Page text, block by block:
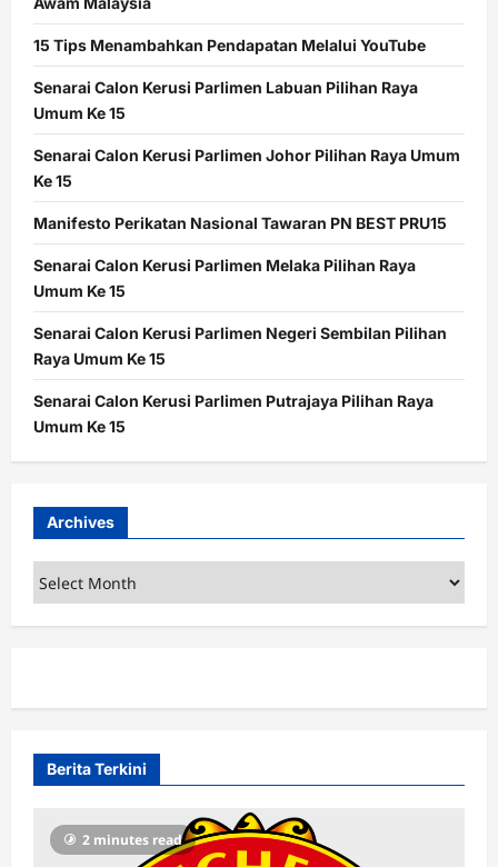
15 Tips Menambahkan Pendapatan Melalui YouTube
Senarai Calon Kerusi Parlimen Labuan Pilihan Raya
Umum Ke 15
Senarai Calon Kerusi Parlimen Johor Pilihan Raya Umum
Ke 15
Manifesto Perikatan Nasional Tawaran PN BEST PRU15
Senarai Calon Kerusi Parlimen Melaka Pilihan Raya
Umum Ke 15
Senarai Calon Kerusi Parlimen Negeri Sembilan Pilihan
Raya Umum Ke 15
Senarai Calon Kerusi Parlimen Putrajaya Pilihan Raya
Umum Ke 15
Archives
Archives
Berita Terkini
2 minutes read